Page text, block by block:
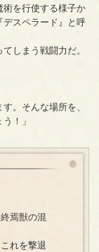
を行使する様子か
デスペラード』と呼
しまう戦闘力だ。
。そんな場所を、
！」
焉獣の混
れを撃退